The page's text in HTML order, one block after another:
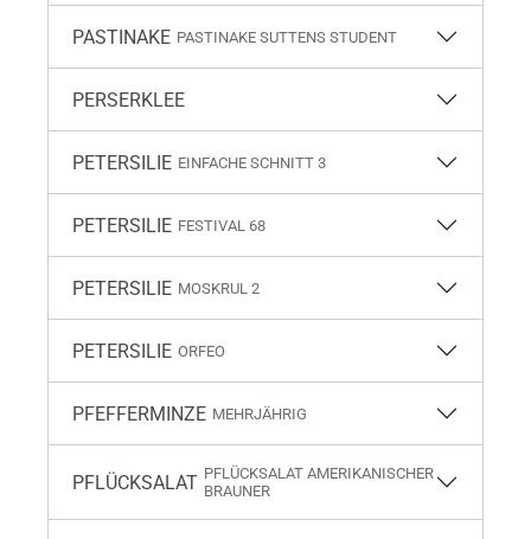
PASTINAKE PASTINAKE SUTTENS STUDENT
PERSERKLEE
PETERSILIE EINFACHE SCHNITT 3
PETERSILIE FESTIVAL 68
PETERSILIE MOSKRUL 2
PETERSILIE ORFEO
PFEFFERMINZE MEHRJÄHRIG
PFLÜCKSALAT PFLÜCKSALAT AMERIKANISCHER
BRAUNER